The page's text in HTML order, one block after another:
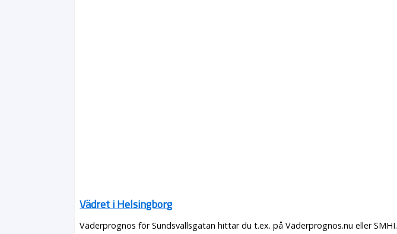
Vädret i Helsingborg
Väderprognos för Sundsvallsgatan hittar du t.ex. på Väderprognos.nu eller SMHI.